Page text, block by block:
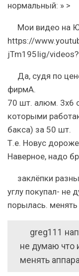
нормальный: » >
Мои видео на
https://
jTm195Iig/
Да, судя по
фирмА.
70 шт. алюм. 3х6
которыми
бакса) за 50 шт.
Т.е. Новус
Наверное, надо
заклёпки
углу покупал- не
порылась. менять
greg111
не думаю что
менять